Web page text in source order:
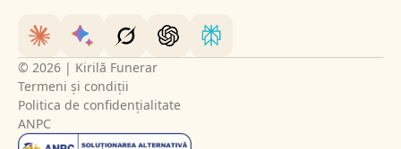
© 2026 | Kirilă Funerar
Termeni și condiții
Politica de confidențialitate
ANPC